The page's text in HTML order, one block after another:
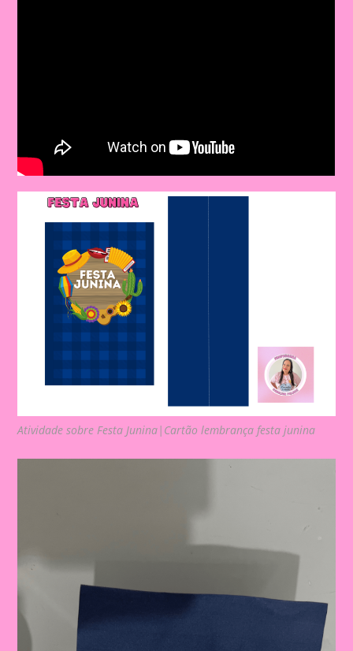
Atividade sobre Festa Junina|Cartão lembrança festa junina